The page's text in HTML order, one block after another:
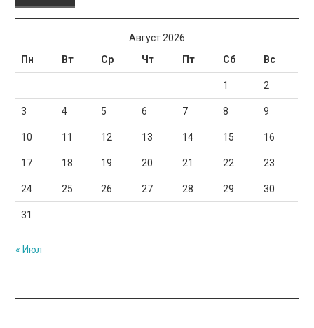
Август 2026
Пн
Вт Ср Чт Пт Сб Вс
1 2
3 4 5 6 7 8 9
10 11 12 13 14 15 16
17 18 19 20 21 22 23
24 25 26 27 28 29 30
31
« Июл